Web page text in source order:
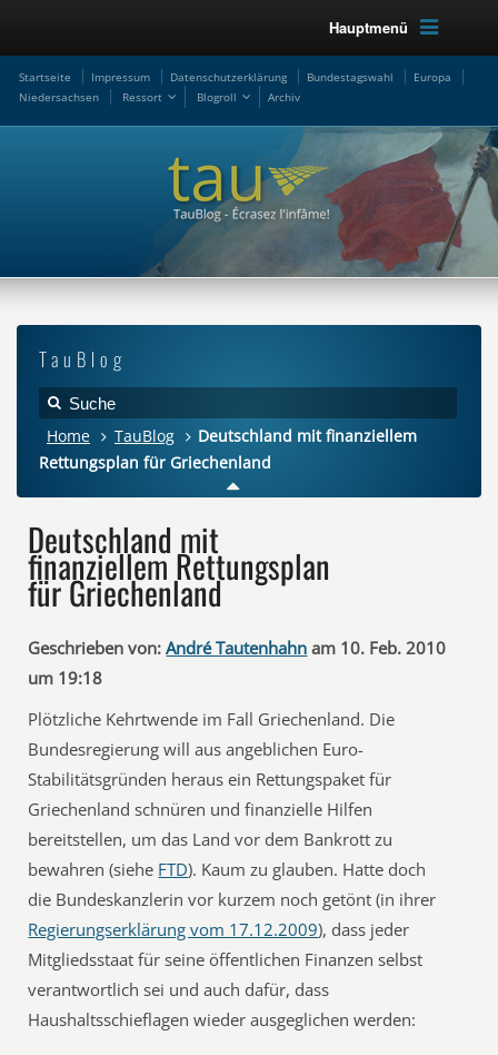
Hauptmenü
Startseite Impressum Datenschutzerklärung Bundestagswahl
Europa
Niedersachsen
Ressort Blogroll Archiv
TauBlog
Home TauBlog
Deutschland mit finanziellem
Rettungsplan für Griechenland
Deutschland mit
finanziellem Rettungsplan
für Griechenland
Geschrieben von: André Tautenhahn am 10. Feb. 2010
um 19:18
Plötzliche Kehrtwende im Fall Griechenland. Die
Bundesregierung will aus angeblichen Euro-
Stabilitätsgründen heraus ein Rettungspaket für
Griechenland schnüren und finanzielle Hilfen
bereitstellen, um das Land vor dem Bankrott zu
bewahren (siehe FTD). Kaum zu glauben. Hatte doch
die Bundeskanzlerin vor kurzem noch getönt (in ihrer
Regierungserklärung vom 17.12.2009), dass jeder
Mitgliedsstaat für seine öffentlichen Finanzen selbst
verantwortlich sei und auch dafür, dass
Haushaltsschieflagen wieder ausgeglichen werden: